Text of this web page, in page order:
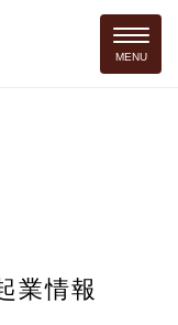
Toggle
MENU
業情報